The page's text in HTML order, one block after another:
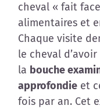
cheval « fait
alimentaires et
Chaque visite
le cheval d’avoir
la bouche
approfondie et
fois par an. Cet